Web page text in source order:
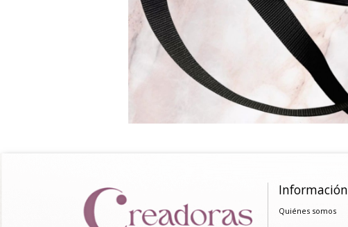
Información
Quiénes somos